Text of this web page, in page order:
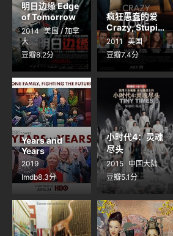
明日边缘 Edge
of Tomorrow
2014 美国 / 加拿
大
豆瓣8.2分
疯狂愚蠢的爱
Crazy, Stupid,
Love
2011
美国
豆瓣7.4分
Years and
Years
2019
Imdb8.3分
小时代4：灵魂
尽头
2015
中国大陆
豆瓣5.1分